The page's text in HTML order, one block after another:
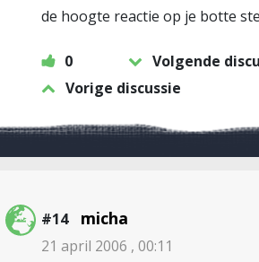
de hoogte reactie op je botte
0
Volgende
Vorige discussie
#14 micha
21 april 2006 , 00:11